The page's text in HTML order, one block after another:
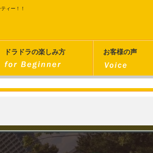
ィー！！
ドラドラの楽しみ方 お客様の声